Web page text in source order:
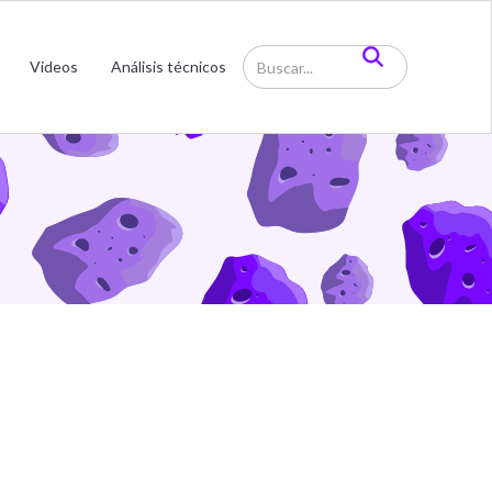
Videos Análisis técnicos